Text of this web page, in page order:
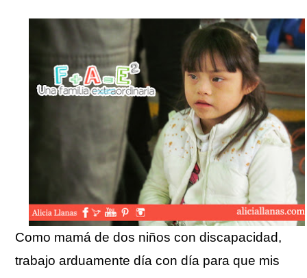
Como mamá de dos niños con discapacidad,
trabajo arduamente día con día para que mis